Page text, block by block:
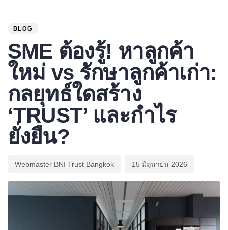
BLOG
SME ต้องรู้! หาลูกค้า
ใหม่ vs รักษาลูกค้าเก่า:
กลยุทธ์ใดสร้าง
‘TRUST’ และกำไร
ยั่งยืน?
Webmaster BNI Trust Bangkok 15 มิถุนายน 2026